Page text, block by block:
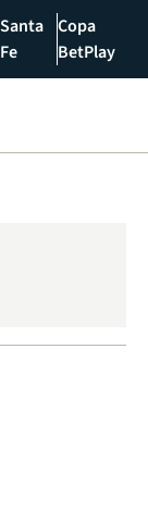
Santa
Fe
Copa
BetPlay